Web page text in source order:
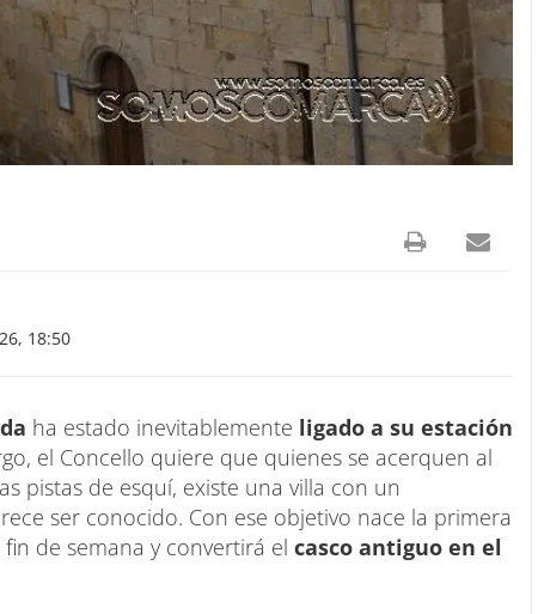
18:50
ha estado inevitablemente ligado a su estación
el Concello quiere que quienes se acerquen al
pistas de esquí, existe una villa con un
ser conocido. Con ese objetivo nace la primera
de semana y convertirá el casco antiguo en el